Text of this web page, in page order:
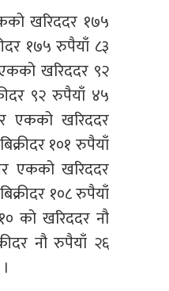
खरिददर १७५
१७५ रुपैयाँ ८३
खरिददर ९२
९२ रुपैयाँ ४५
एकको खरिददर
१०१ रुपैयाँ
एकको खरिददर
१०८ रुपैयाँ
को खरिददर नौ
नौ रुपैयाँ २६